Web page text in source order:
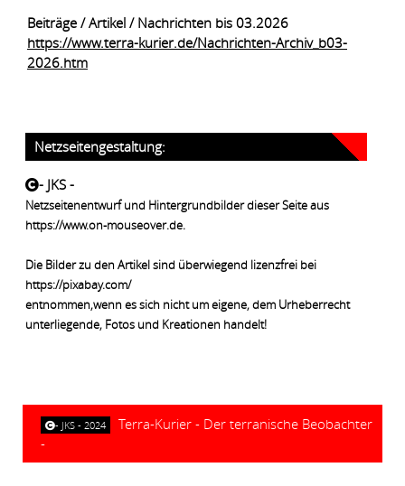
Beiträge / Artikel / Nachrichten bis 03.2026
https://www.terra-kurier.de/Nachrichten-Archiv_b03-
2026.htm
Netzseitengestaltung:
- JKS -
Netzseitenentwurf und Hintergrundbilder dieser Seite aus
https://www.on-mouseover.de.
Die Bilder zu den Artikel sind überwiegend lizenzfrei bei
https://pixabay.com/
entnommen,wenn es sich nicht um eigene, dem Urheberrecht
unterliegende, Fotos und Kreationen handelt!
- JKS - 2024
Terra-Kurier - Der terranische Beobachter
-